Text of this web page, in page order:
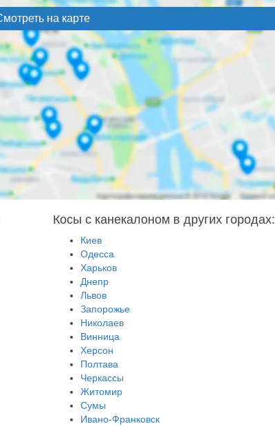
на карте
Косы с канекалоном в других городах:
Киев
Одесса
Харьков
Днепр
Львов
Запорожье
Николаев
Винница
Херсон
Полтава
Черкассы
Житомир
Сумы
Ивано-Франковск